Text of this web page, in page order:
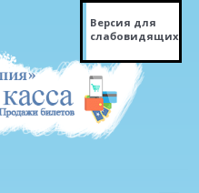
Версия для
слабовидящих